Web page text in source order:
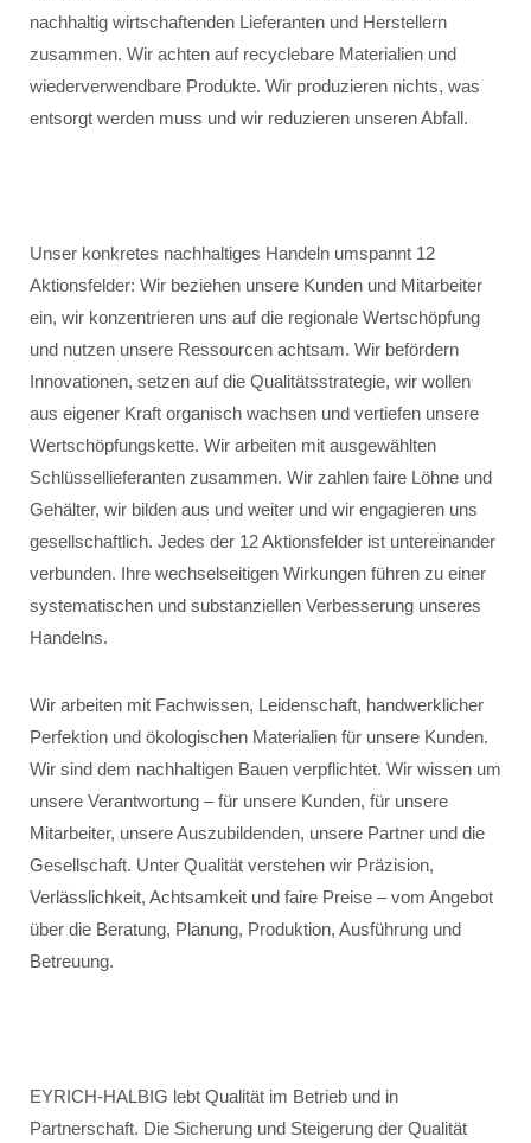
nachhaltig wirtschaftenden Lieferanten und Herstellern
zusammen. Wir achten auf recyclebare Materialien und
wiederverwendbare Produkte. Wir produzieren nichts, was
entsorgt werden muss und wir reduzieren unseren Abfall.
Unser konkretes nachhaltiges Handeln umspannt 12
Aktionsfelder: Wir beziehen unsere Kunden und Mitarbeiter
ein, wir konzentrieren uns auf die regionale Wertschöpfung
und nutzen unsere Ressourcen achtsam. Wir befördern
Innovationen, setzen auf die Qualitätsstrategie, wir wollen
aus eigener Kraft organisch wachsen und vertiefen unsere
Wertschöpfungskette. Wir arbeiten mit ausgewählten
Schlüssellieferanten zusammen. Wir zahlen faire Löhne und
Gehälter, wir bilden aus und weiter und wir engagieren uns
gesellschaftlich. Jedes der 12 Aktionsfelder ist untereinander
verbunden. Ihre wechselseitigen Wirkungen führen zu einer
systematischen und substanziellen Verbesserung unseres
Handelns.
Wir arbeiten mit Fachwissen, Leidenschaft, handwerklicher
Perfektion und ökologischen Materialien für unsere Kunden.
Wir sind dem nachhaltigen Bauen verpflichtet. Wir wissen um
unsere Verantwortung – für unsere Kunden, für unsere
Mitarbeiter, unsere Auszubildenden, unsere Partner und die
Gesellschaft. Unter Qualität verstehen wir Präzision,
Verlässlichkeit, Achtsamkeit und faire Preise – vom Angebot
über die Beratung, Planung, Produktion, Ausführung und
Betreuung.
EYRICH-HALBIG lebt Qualität im Betrieb und in
Partnerschaft. Die Sicherung und Steigerung der Qualität